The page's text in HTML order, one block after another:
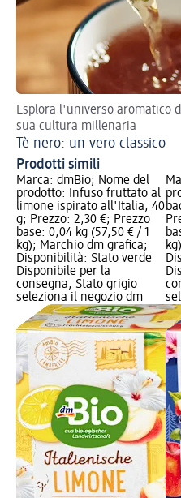
Esplora l'universo aromatico
sua cultura millenaria
Tè nero: un vero classico
Prodotti simili
Marca: dmBio; Nome del
prodotto: Infuso fruttato al
limone ispirato all'Italia, 40
g; Prezzo: 2,30 €; Prezzo
base: 0,04 kg (57,50 € / 1
kg); Marchio dm grafica;
Disponibilità: Stato verde
Disponibile per la
consegna, Stato grigio
seleziona il negozio dm